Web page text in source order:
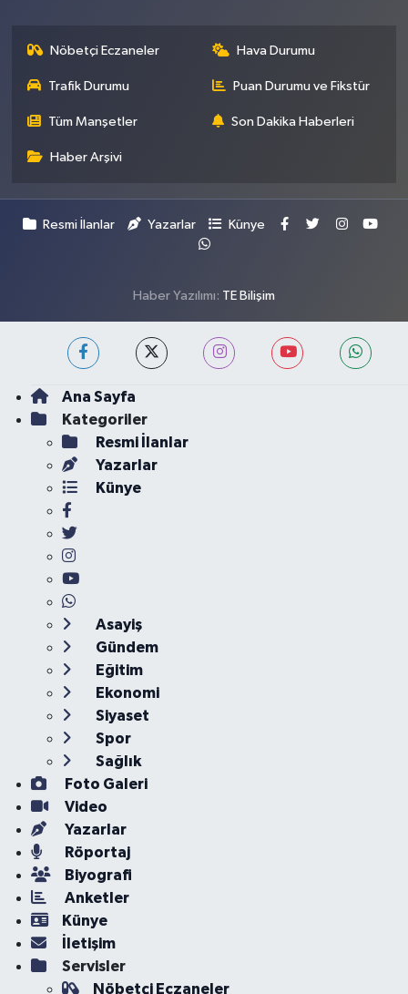
Nöbetçi Eczaneler Hava Durumu
Trafik Durumu Puan Durumu ve Fikstür
Tüm Manşetler Son Dakika Haberleri
Haber Arşivi
Resmi İlanlar Yazarlar Künye
Haber Yazılımı: TE Bilişim
Ana Sayfa
Kategoriler
Resmi İlanlar
Yazarlar
Künye
Asayiş
Gündem
Eğitim
Ekonomi
Siyaset
Spor
Sağlık
Foto Galeri
Video
Yazarlar
Röportaj
Biyografi
Anketler
Künye
İletişim
Servisler
Nöbetçi Eczaneler